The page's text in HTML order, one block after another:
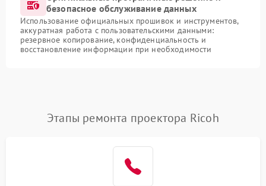
безопасное обслуживание данных
Использование официальных прошивок и инструментов,
аккуратная работа с пользовательскими данными:
резервное копирование, конфиденциальность и
восстановление информации при необходимости
Этапы ремонта проектора Ricoh